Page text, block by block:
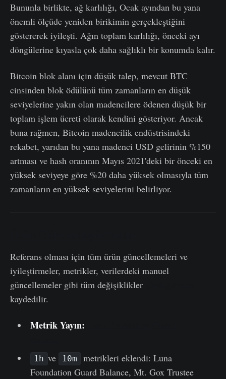
Bununla birlikte, ağ karlılığı, Ocak ayından bu yana
önemli ölçüde yeniden birikimin gerçekleştiğini
göstererek iyileşti. Ağın toplam karlılığı, önceki ayı
döngülerine kıyasla çok daha sağlıklı bir konumda kalır.
Bitcoin blok alanı için düşük talep, mevcut BTC
cinsinden blok ödülünü tüm zamanların en düşük
seviyelerine yakın olan madencilere ödenen düşük bir
toplam işlem ücreti olarak kendini gösteriyor. Ancak
buna rağmen, Bitcoin madencilik endüstrisindeki
rekabet, yarıdan bu yana madenci USD gelirinin %150
artması ve hash oranının Mayıs 2021'deki bir önceki en
yüksek seviyeye göre %20 daha yüksek olmasıyla tüm
zamanların en yüksek seviyelerini belirliyor.
Referans olması için tüm ürün güncellemeleri ve
iyileştirmeler, metrikler, verilerdeki manuel
güncellemeler gibi tüm değişiklikler
kaydedilir.
Metrik Yayın:
1h ve 10m
metrikleri eklendi: Luna
Foundation Guard Balance, Mt. Gox Trustee